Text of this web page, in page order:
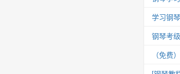
学习钢
钢琴考
（免费